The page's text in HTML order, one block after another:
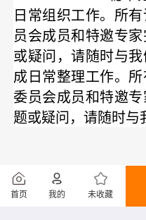
日常组织工作。所
员会成员和特邀专家
或疑问，请随时与我
成日常整理工作。
委员会成员和特邀专
题或疑问，请随时与
首页 我的 未收藏